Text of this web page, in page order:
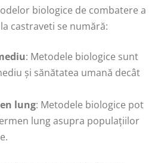
biologice de combatere a
castraveti se numără:
: Metodele biologice sunt
și sănătatea umană decât
lung: Metodele biologice pot
lung asupra populațiilor